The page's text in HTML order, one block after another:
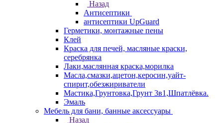
Назад
Антисептики
антисептики UpGuard
Герметики, монтажные пены
Клей
Краска для печей, масляные краски,
серебрянка
Лаки,маслянная краска,морилка
Масла,смазки,ацетон,керосин,уайт-
спирит,обезжириватели
Мастика,Грунтовка,Грунт 3в1,Шпатлёвка.
Эмаль
Мебель для бани, банные аксессуары
Назад